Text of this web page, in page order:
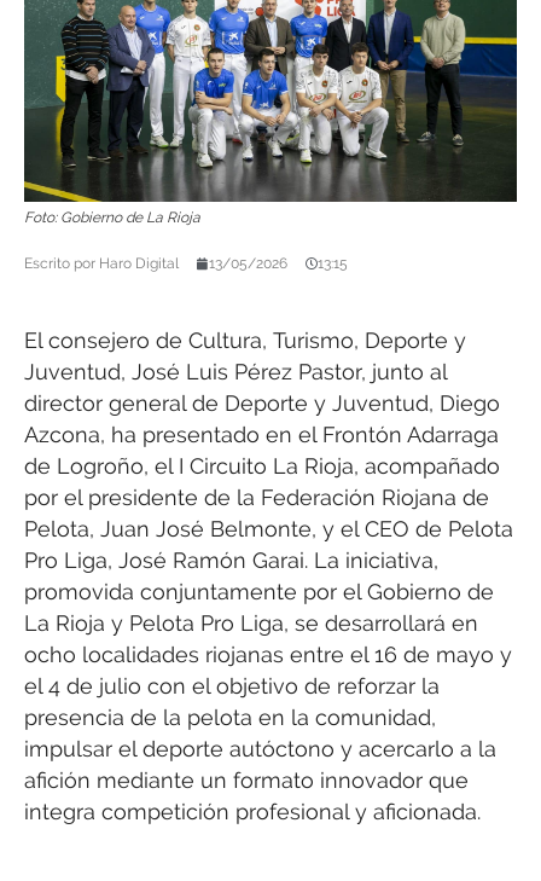
Foto: Gobierno de La Rioja
Escrito por Haro Digital 13/05/2026 13:15
El consejero de Cultura, Turismo, Deporte y
Juventud, José Luis Pérez Pastor, junto al
director general de Deporte y Juventud, Diego
Azcona, ha presentado en el Frontón Adarraga
de Logroño, el I Circuito La Rioja, acompañado
por el presidente de la Federación Riojana de
Pelota, Juan José Belmonte, y el CEO de Pelota
Pro Liga, José Ramón Garai. La iniciativa,
promovida conjuntamente por el Gobierno de
La Rioja y Pelota Pro Liga, se desarrollará en
ocho localidades riojanas entre el 16 de mayo y
el 4 de julio con el objetivo de reforzar la
presencia de la pelota en la comunidad,
impulsar el deporte autóctono y acercarlo a la
afición mediante un formato innovador que
integra competición profesional y aficionada.